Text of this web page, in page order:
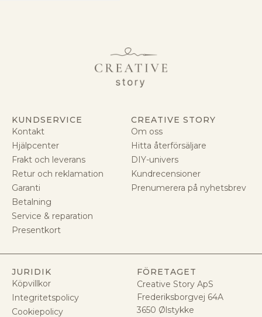
KUNDSERVICE
Kontakt
Hjälpcenter
Frakt och leverans
Retur och reklamation
Garanti
Betalning
Service & reparation
Presentkort
CREATIVE STORY
Om oss
Hitta återförsäljare
DIY-univers
Kundrecensioner
Prenumerera på nyhetsbrev
JURIDIK
Köpvillkor
Integritetspolicy
Cookiepolicy
FÖRETAGET
Creative Story ApS
Frederiksborgvej 64A
3650 Ølstykke